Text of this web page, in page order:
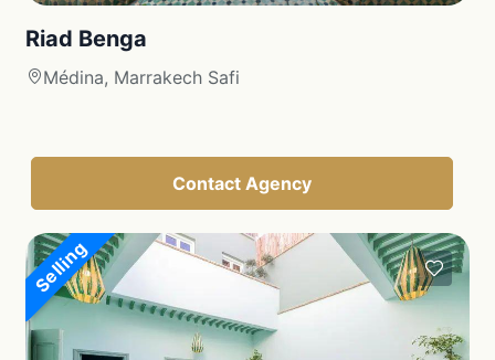
Riad Benga
Médina, Marrakech Safi
Contact Agency
Selling